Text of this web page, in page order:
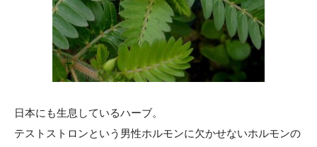
日本にも生息しているハーブ。
テストストロンという男性ホルモンに欠かせないホルモンの